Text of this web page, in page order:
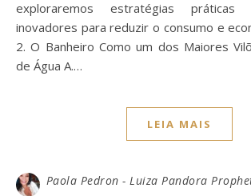
exploraremos estratégias práticas
inovadores para reduzir o consumo e
2. O Banheiro Como um dos Maiores
de Água A.…
LEIA MAIS
Paola Pedron - Luiza Pandora